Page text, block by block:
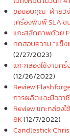
ขอขอบคุณ : ฝ่ายวิ
เครื่องพิมพ์ SLA
แกะสลักภาพด้วย
ทดสอบความ “แข็ง
(2/27/2023)
แกะกล่องใช้งานค
(12/26/2022)
Review
การผลิตและมืออา
Review แกะกล่อง
8K(12/7/2022)
Candlestick